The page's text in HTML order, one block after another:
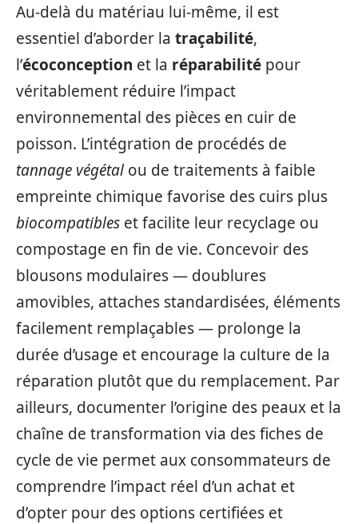
Au-delà du matériau lui‑même, il est
essentiel d’aborder la traçabilité,
l’écoconception et la réparabilité pour
véritablement réduire l’impact
environnemental des pièces en cuir de
poisson. L’intégration de procédés de
tannage végétalou de traitements à faible
empreinte chimique favorise des cuirs plus
biocompatibles et facilite leur recyclage ou
compostage en fin de vie. Concevoir des
blousons modulaires — doublures
amovibles, attaches standardisées, éléments
facilement remplaçables — prolonge la
durée d’usage et encourage la culture de la
réparation plutôt que du remplacement. Par
ailleurs, documenter l’origine des peaux et la
chaîne de transformation via des fiches de
cycle de vie permet aux consommateurs de
comprendre l’impact réel d’un achat et
d’opter pour des options certifiées et